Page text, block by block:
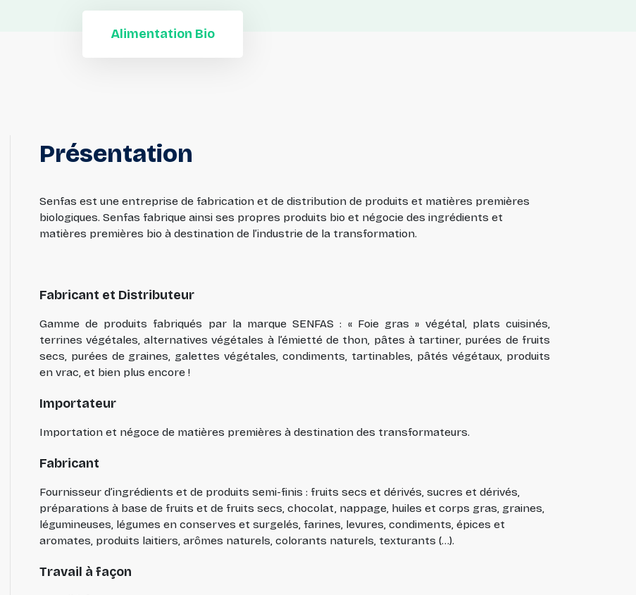
Alimentation Bio
Présentation
Senfas est une entreprise de fabrication et de distribution de produits et matières premières
biologiques. Senfas fabrique ainsi ses propres produits bio et négocie des ingrédients et
matières premières bio à destination de l’industrie de la transformation.
Fabricant et Distributeur
Gamme de produits fabriqués par la marque SENFAS : « Foie gras » végétal, plats cuisinés,
terrines végétales, alternatives végétales à l’émietté de thon, pâtes à tartiner, purées de fruits
secs, purées de graines, galettes végétales, condiments, tartinables, pâtés végétaux, produits
en vrac, et bien plus encore !
Importateur
Importation et négoce de matières premières à destination des transformateurs.
Fabricant
Fournisseur d’ingrédients et de produits semi-finis : fruits secs et dérivés, sucres et dérivés,
préparations à base de fruits et de fruits secs, chocolat, nappage, huiles et corps gras, graines,
légumineuses, légumes en conserves et surgelés, farines, levures, condiments, épices et
aromates, produits laitiers, arômes naturels, colorants naturels, texturants (...).
Travail à façon